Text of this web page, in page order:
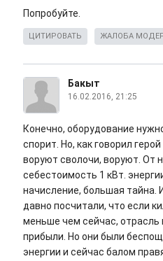
Попробуйте.
ЦИТИРОВАТЬ ЖАЛОБА
Бакыт
16.02.2016, 21:25
Конечно, оборудование
спорит. Но, как говорил
воруют сволочи, воруют. От
себестоимость 1 кВт.
начисление, большая тайна.
давно посчитали, что если
меньше чем сейчас, отрасль
прибыли. Но они были
энергии и сейчас балом